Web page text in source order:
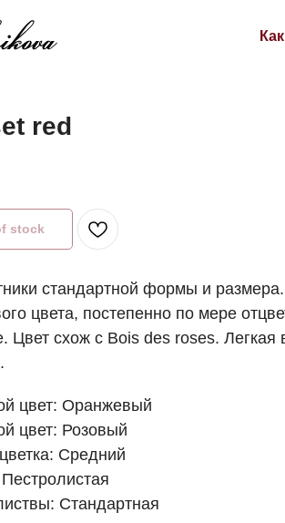
red
stock
стандартной формы и
цвета, постепенно по мере
Цвет схож с Bois des roses. Легкая
цвет: Оранжевый
цвет: Розовый
Средний
Стандартная